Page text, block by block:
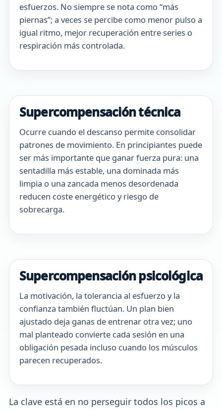
esfuerzos. No siempre se nota como “más
piernas”; a veces se percibe como menor pulso a
igual ritmo, mejor recuperación entre series o
respiración más controlada.
Supercompensación técnica
Ocurre cuando el descanso permite consolidar
patrones de movimiento. En principiantes puede
ser más importante que ganar fuerza pura: una
sentadilla más estable, una dominada más
limpia o una zancada menos desordenada
reducen coste energético y riesgo de
sobrecarga.
Supercompensación psicológica
La motivación, la tolerancia al esfuerzo y la
confianza también fluctúan. Un plan bien
ajustado deja ganas de entrenar otra vez; uno
mal planteado convierte cada sesión en una
obligación pesada incluso cuando los músculos
parecen recuperados.
La clave está en no perseguir todos los picos a